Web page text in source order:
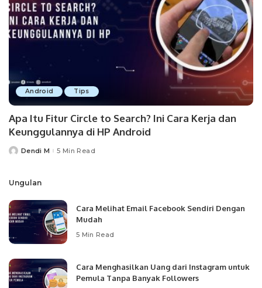
Android Tips
Apa Itu Fitur Circle to Search? Ini Cara Kerja dan
Keunggulannya di HP Android
PostedDendi M 5 Min Read
Ungulan
Cara Melihat Email Facebook Sendiri Dengan
Mudah
5 Min Read
Cara Menghasilkan Uang dari Instagram untuk
Pemula Tanpa Banyak Followers